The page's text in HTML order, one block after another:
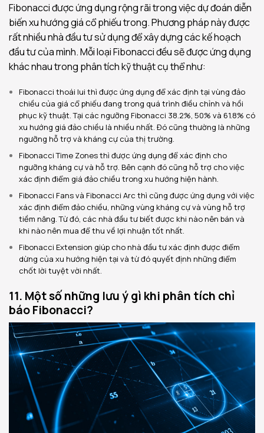
Fibonacci được ứng dụng rộng rãi trong việc dự đoán diễn
biến xu hướng giá cổ phiếu trong. Phương pháp này được
rất nhiều nhà đầu tư sử dụng để xây dựng các kế hoạch
đầu tư của mình. Mỗi loại Fibonacci đều sẽ được ứng dụng
khác nhau trong phân tích kỹ thuật cụ thể như:
Fibonacci thoái lui thì được ứng dụng để xác định tại vùng đảo
chiều của giá cổ phiếu đang trong quá trình điều chỉnh và hồi
phục kỹ thuật. Tại các ngưỡng Fibonacci 38.2%, 50% và 61.8% có
xu hướng giá đảo chiều là nhiều nhất. Đó cũng thường là những
ngưỡng hỗ trợ và kháng cự của thị trường.
Fibonacci Time Zones thì được ứng dụng để xác định cho
ngưỡng kháng cự và hỗ trợ. Bên cạnh đó cũng hỗ trợ cho việc
xác định điểm giá đảo chiều trong xu hướng hiện hành.
Fibonacci Fans và Fibonacci Arc thì cũng được ứng dụng với việc
xác định điểm đảo chiều, những vùng kháng cự và vùng hỗ trợ
tiềm năng. Từ đó, các nhà đầu tư biết được khi nào nên bán và
khi nào nên mua để thu về lợi nhuận tốt nhất.
Fibonacci Extension giúp cho nhà đầu tư xác định được điểm
dừng của xu hướng hiện tại và từ đó quyết định những điểm
chốt lời tuyệt vời nhất.
11. Một số những lưu ý gì khi phân tích chỉ
báo Fibonacci?